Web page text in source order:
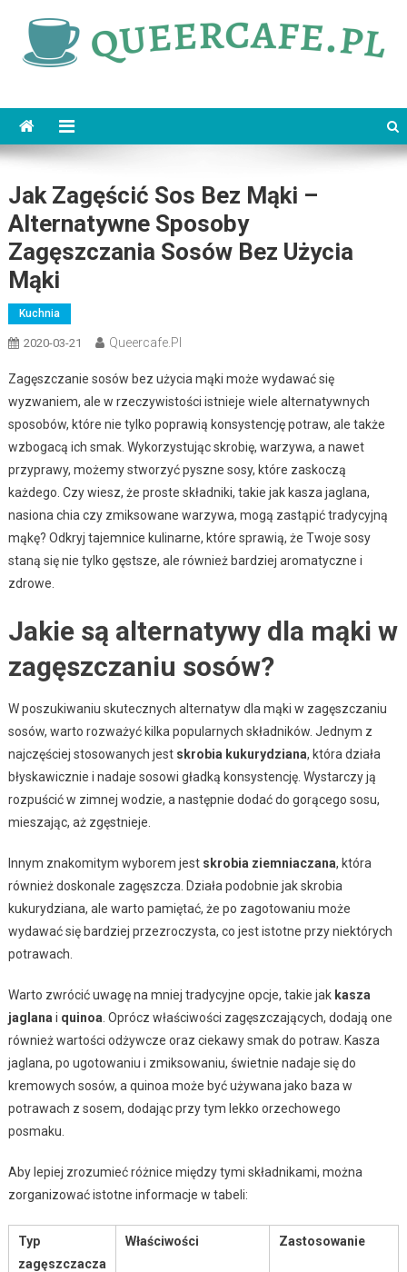
content
Jak Zagęścić Sos Bez Mąki –
Alternatywne Sposoby
Zagęszczania Sosów Bez Użycia
Mąki
Kuchnia
2020-03-21 Queercafe.pl
Zagęszczanie sosów bez użycia mąki może wydawać się
wyzwaniem, ale w rzeczywistości istnieje wiele alternatywnych
sposobów, które nie tylko poprawią konsystencję potraw, ale także
wzbogacą ich smak. Wykorzystując skrobię, warzywa, a nawet
przyprawy, możemy stworzyć pyszne sosy, które zaskoczą
każdego. Czy wiesz, że proste składniki, takie jak kasza jaglana,
nasiona chia czy zmiksowane warzywa, mogą zastąpić tradycyjną
mąkę? Odkryj tajemnice kulinarne, które sprawią, że Twoje sosy
staną się nie tylko gęstsze, ale również bardziej aromatyczne i
zdrowe.
Jakie są alternatywy dla mąki w
zagęszczaniu sosów?
W poszukiwaniu skutecznych alternatyw dla mąki w zagęszczaniu
sosów, warto rozważyć kilka popularnych składników. Jednym z
najczęściej stosowanych jest skrobia kukurydziana, która działa
błyskawicznie i nadaje sosowi gładką konsystencję. Wystarczy ją
rozpuścić w zimnej wodzie, a następnie dodać do gorącego sosu,
mieszając, aż zgęstnieje.
Innym znakomitym wyborem jest skrobia ziemniaczana, która
również doskonale zagęszcza. Działa podobnie jak skrobia
kukurydziana, ale warto pamiętać, że po zagotowaniu może
wydawać się bardziej przezroczysta, co jest istotne przy niektórych
potrawach.
Warto zwrócić uwagę na mniej tradycyjne opcje, takie jak kasza
jaglana i quinoa . Oprócz właściwości zagęszczających, dodają one
również wartości odżywcze oraz ciekawy smak do potraw. Kasza
jaglana, po ugotowaniu i zmiksowaniu, świetnie nadaje się do
kremowych sosów, a quinoa może być używana jako baza w
potrawach z sosem, dodając przy tym lekko orzechowego
posmaku.
Aby lepiej zrozumieć różnice między tymi składnikami, można
zorganizować istotne informacje w tabeli:
Typ
zagęszczacza
Właściwości Zastosowanie